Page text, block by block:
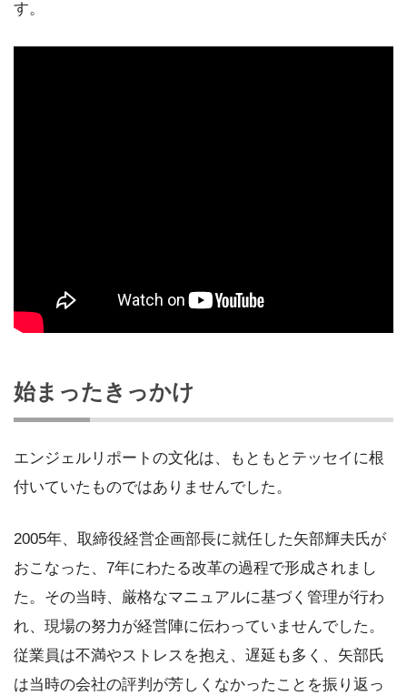
す。
始まったきっかけ
エンジェルリポートの文化は、もともとテッセイに根
付いていたものではありませんでした。
2005年、取締役経営企画部長に就任した矢部輝夫氏が
おこなった、7年にわたる改革の過程で形成されまし
た。その当時、厳格なマニュアルに基づく管理が行わ
れ、現場の努力が経営陣に伝わっていませんでした。
従業員は不満やストレスを抱え、遅延も多く、矢部氏
は当時の会社の評判が芳しくなかったことを振り返っ